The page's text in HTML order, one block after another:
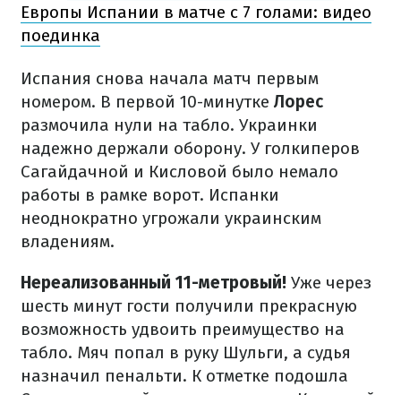
Европы Испании в матче с 7 голами: видео
поединка
Испания снова начала матч первым
номером. В первой 10-минутке Лорес
размочила нули на табло. Украинки
надежно держали оборону. У голкиперов
Сагайдачной и Кисловой было немало
работы в рамке ворот. Испанки
неоднократно угрожали украинским
владениям.
Нереализованный 11-метровый! Уже через
шесть минут гости получили прекрасную
возможность удвоить преимущество на
табло. Мяч попал в руку Шульги, а судья
назначил пенальти. К отметке подошла